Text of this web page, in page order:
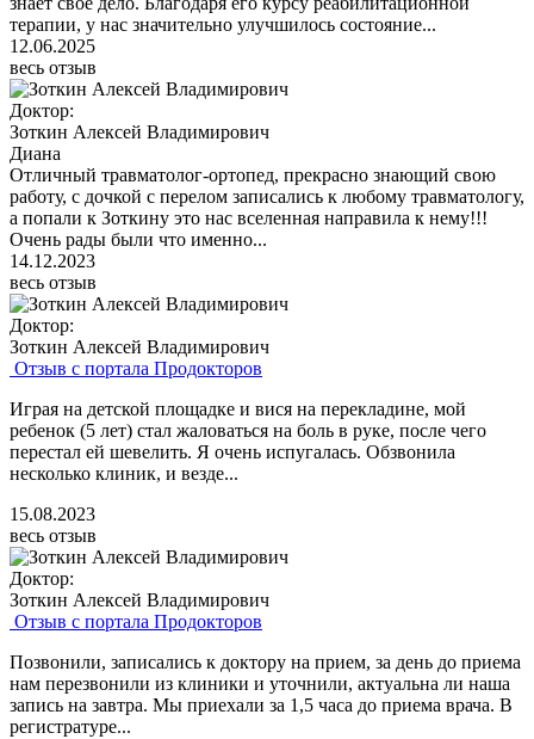
терапии, у нас значительно улучшилось состояние...
12.06.2025
весь отзыв
Доктор:
Зоткин Алексей Владимирович
Диана
Отличный травматолог-ортопед, прекрасно знающий свою
работу, с дочкой с перелом записались к любому травматологу,
а попали к Зоткину это нас вселенная направила к нему!!!
Очень рады были что именно...
14.12.2023
весь отзыв
Доктор:
Зоткин Алексей Владимирович
Отзыв с портала Продокторов
Играя на детской площадке и вися на перекладине, мой
ребенок (5 лет) стал жаловаться на боль в руке, после чего
перестал ей шевелить. Я очень испугалась. Обзвонила
несколько клиник, и везде...
15.08.2023
весь отзыв
Доктор:
Зоткин Алексей Владимирович
Отзыв с портала Продокторов
Позвонили, записались к доктору на прием, за день до приема
нам перезвонили из клиники и уточнили, актуальна ли наша
запись на завтра. Мы приехали за 1,5 часа до приема врача. В
регистратуре...